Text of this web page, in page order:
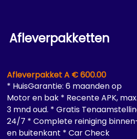
Afleverpakketten
Afleverpakket A € 600.00
* HuisGarantie: 6 maanden op
Motor en bak * Recente APK, max.
3 mnd oud. * Gratis
24/7 * Complete reiniging
en buitenkant * Car Check